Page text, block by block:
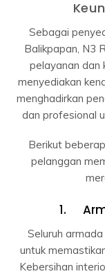
Sebagai
Balikpapan, N3
pelayanan dan
menyediakan
menghadirkan
dan profesional
Berikut
pelanggan
1.
Seluruh
untuk
Kebersihan